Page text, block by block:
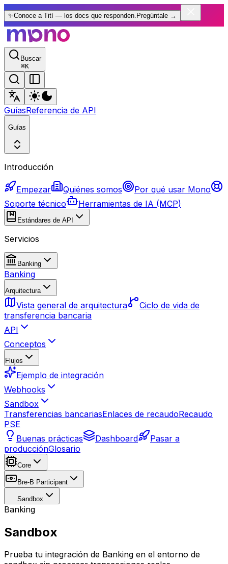
✨Conoce a Tití — los docs que responden. Pregúntale →
Buscar
⌘K
GuíasReferencia de API
Guías
Introducción
Empezar Quiénes somos
Por qué usar Mono
Soporte técnico
Herramientas de IA (MCP)
Estándares de API
Servicios
Banking
Banking
Arquitectura
Vista general de arquitectura
Ciclo de vida de
transferencia bancaria
API
Conceptos
Flujos
Ejemplo de integración
Webhooks
Sandbox
Transferencias bancariasEnlaces de recaudoRecaudo
PSE
Buenas prácticas
Dashboard
Pasar a
producciónGlosario
Core
Bre-B Participant
Sandbox
Banking
Sandbox
Prueba tu integración de Banking en el entorno de